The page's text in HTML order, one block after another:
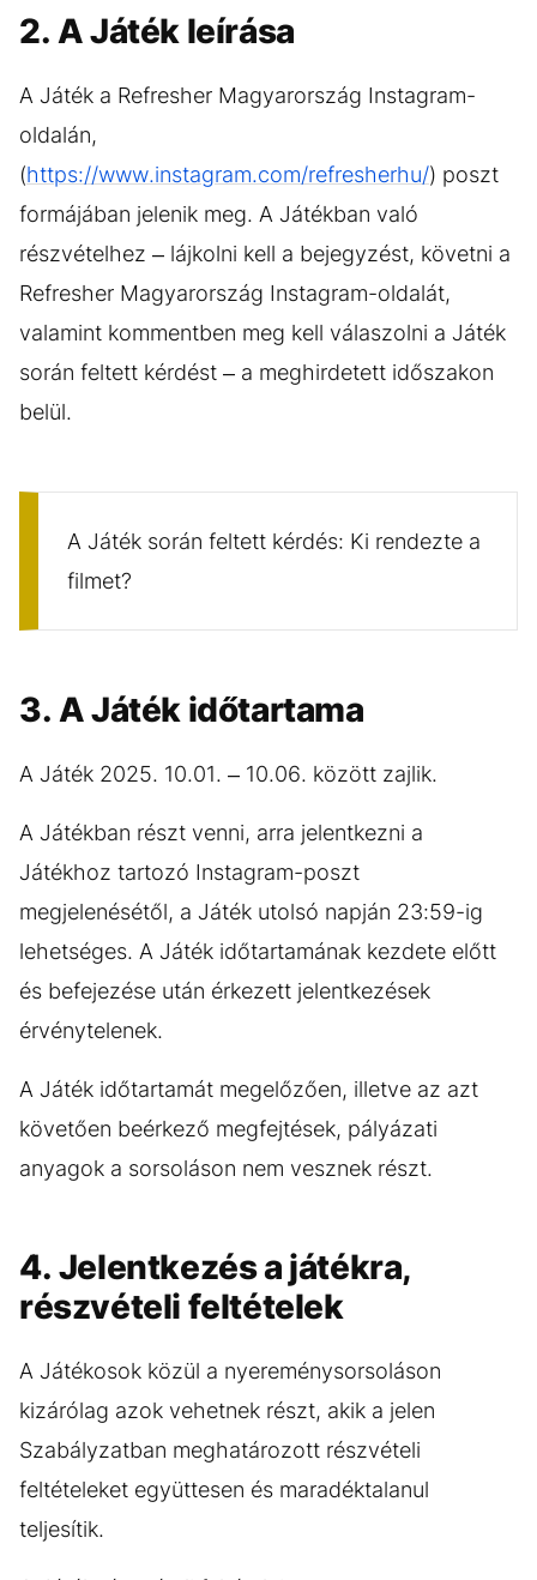
2. A Játék leírása
A Játék a Refresher Magyarország Instagram-
oldalán,
(https://www.instagram.com/refresherhu/) poszt
formájában jelenik meg. A Játékban való
részvételhez – lájkolni kell a bejegyzést, követni a
Refresher Magyarország Instagram-oldalát,
valamint kommentben meg kell válaszolni a Játék
során feltett kérdést – a meghirdetett időszakon
belül.
A Játék során feltett kérdés: Ki rendezte a
filmet?
3. A Játék időtartama
A Játék 2025. 10.01. – 10.06. között zajlik.
A Játékban részt venni, arra jelentkezni a
Játékhoz tartozó Instagram-poszt
megjelenésétől, a Játék utolsó napján 23:59-ig
lehetséges. A Játék időtartamának kezdete előtt
és befejezése után érkezett jelentkezések
érvénytelenek.
A Játék időtartamát megelőzően, illetve az azt
követően beérkező megfejtések, pályázati
anyagok a sorsoláson nem vesznek részt.
4. Jelentkezés a játékra,
részvételi feltételek
A Játékosok közül a nyereménysorsoláson
kizárólag azok vehetnek részt, akik a jelen
Szabályzatban meghatározott részvételi
feltételeket együttesen és maradéktalanul
teljesítik.